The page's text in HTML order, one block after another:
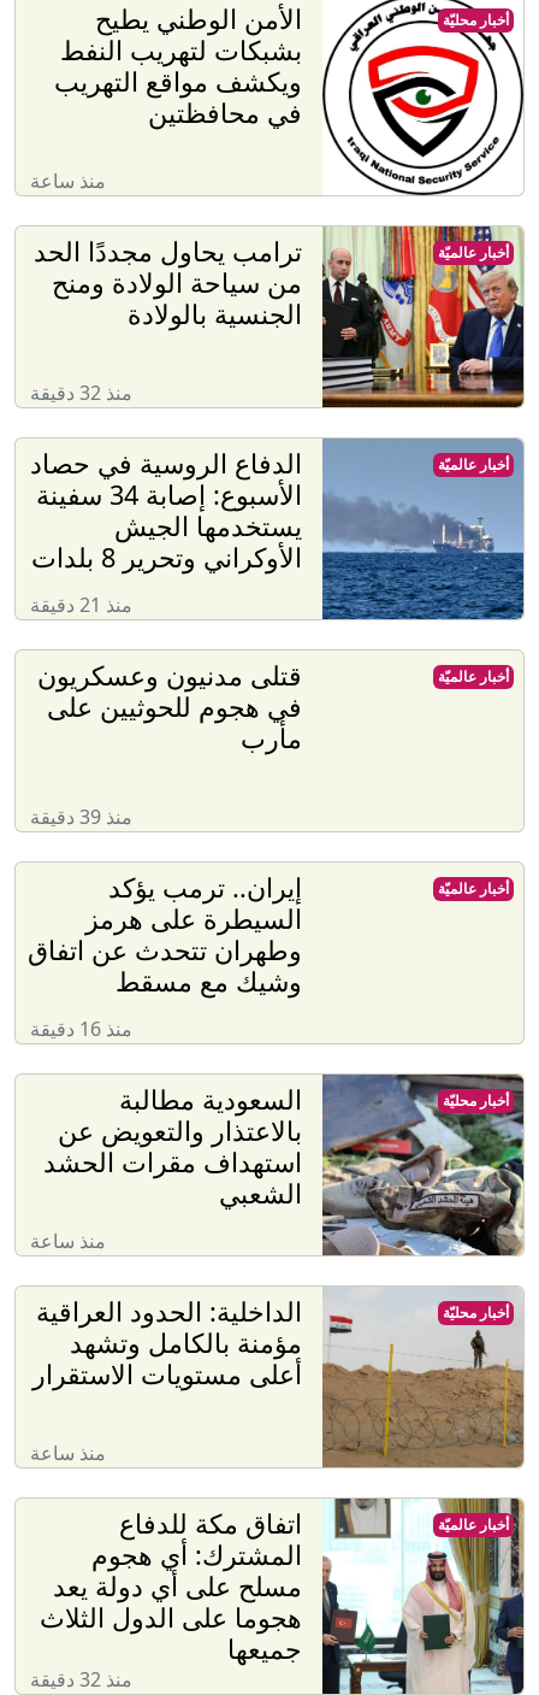
الأمن الوطني يطيح
بشبكات لتهريب النفط
ويكشف مواقع التهريب
في محافظتين
منذ ساعة
أخبار محليّة
ترامب يحاول مجددًا الحد
من سياحة الولادة ومنح
الجنسية بالولادة
منذ 32 دقيقة
أخبار عالميّة
الدفاع الروسية في حصاد
الأسبوع: إصابة 34 سفينة
يستخدمها الجيش
الأوكراني وتحرير 8 بلدات
منذ 21 دقيقة
أخبار عالميّة
قتلى مدنيون وعسكريون
في هجوم للحوثيين على
مأرب
منذ 39 دقيقة
أخبار عالميّة
إيران.. ترمب يؤكد
السيطرة على هرمز
وطهران تتحدث عن اتفاق
وشيك مع مسقط
منذ 16 دقيقة
أخبار عالميّة
السعودية مطالبة
بالاعتذار والتعويض عن
استهداف مقرات الحشد
الشعبي
منذ ساعة
أخبار محليّة
الداخلية: الحدود العراقية
مؤمنة بالكامل وتشهد
أعلى مستويات الاستقرار
منذ ساعة
أخبار محليّة
‏اتفاق مكة للدفاع
المشترك: أي هجوم
مسلح على أي دولة يعد
هجوما على الدول الثلاث
جميعها
منذ 32 دقيقة
أخبار عالميّة